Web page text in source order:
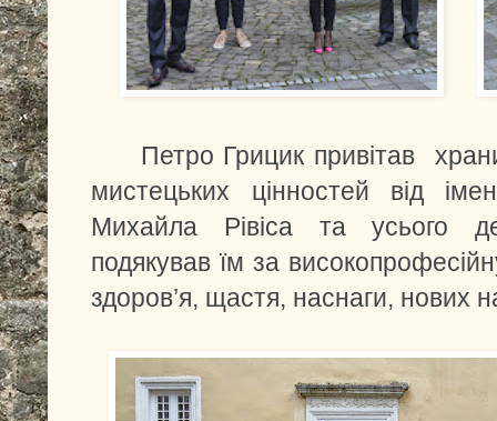
Петро Грицик привітав
мистецьких цінностей від
Михайла Рівіса та усього
подякував їм за
здоров’я, щастя, наснаги, нових